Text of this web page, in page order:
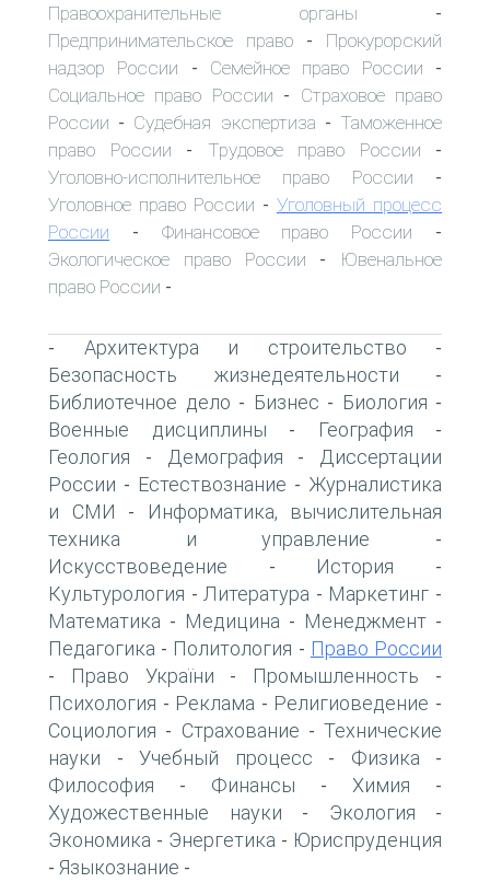
Правоохранительные органы -
Предпринимательское право - Прокурорский
надзор России - Семейное право России -
Социальное право России - Страховое право
России - Судебная экспертиза - Таможенное
право России - Трудовое право России -
Уголовно-исполнительное право России -
Уголовное право России - Уголовный процесс
России - Финансовое право России -
Экологическое право России -
Ювенальное
право России -
- Архитектура и строительство -
Безопасность жизнедеятельности -
Библиотечное дело - Бизнес - Биология -
Военные дисциплины - География -
Геология - Демография -
Диссертации
России - Естествознание - Журналистика
и СМИ -
Информатика, вычислительная
техника и управление -
Искусствоведение - История -
Культурология - Литература - Маркетинг -
Математика - Медицина - Менеджмент -
Педагогика - Политология - Право России
- Право України - Промышленность -
Психология - Реклама - Религиоведение -
Социология - Страхование - Технические
науки - Учебный процесс - Физика -
Философия - Финансы - Химия -
Художественные науки - Экология -
Экономика - Энергетика - Юриспруденция
- Языкознание -